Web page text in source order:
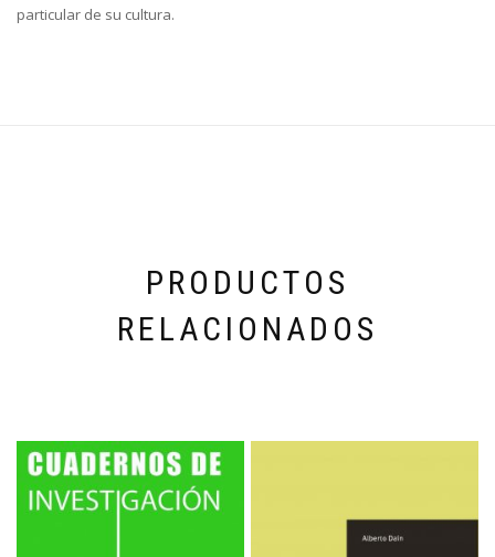
particular de su cultura.
PRODUCTOS
RELACIONADOS